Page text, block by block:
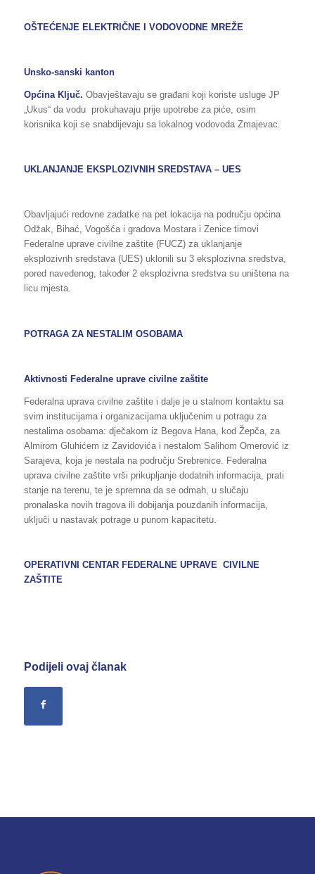
OŠTEĆENJE ELEKTRIČNE I VODOVODNE MREŽE
Unsko-sanski kanton
Općina Ključ. Obavještavaju se građani koji koriste usluge JP
„Ukus“ da vodu prokuhavaju prije upotrebe za piće, osim
korisnika koji se snabdijevaju sa lokalnog vodovoda Zmajevac.
UKLANJANJE EKSPLOZIVNIH SREDSTAVA – UES
Obavljajući redovne zadatke na pet lokacija na području općina
Odžak, Bihać, Vogošća i gradova Mostara i Zenice timovi
Federalne uprave civilne zaštite (FUCZ) za uklanjanje
eksplozivnh sredstava (UES) uklonili su 3 eksplozivna sredstva,
pored navedenog, također 2 eksplozivna sredstva su uništena na
licu mjesta.
POTRAGA ZA NESTALIM OSOBAMA
Aktivnosti Federalne uprave civilne zaštite
Federalna uprava civilne zaštite i dalje je u stalnom kontaktu sa
svim institucijama i organizacijama uključenim u potragu za
nestalima osobama: dječakom iz Begova Hana, kod Žepča, za
Almirom Gluhićem iz Zavidovića i nestalom Salihom Omerović iz
Sarajeva, koja je nestala na području Srebrenice. Federalna
uprava civilne zaštite vrši prikupljanje dodatnih informacija, prati
stanje na terenu, te je spremna da se odmah, u slučaju
pronalaska novih tragova ili dobijanja pouzdanih informacija,
uključi u nastavak potrage u punom kapacitetu.
OPERATIVNI CENTAR FEDERALNE UPRAVE CIVILNE
ZAŠTITE
Podijeli ovaj članak